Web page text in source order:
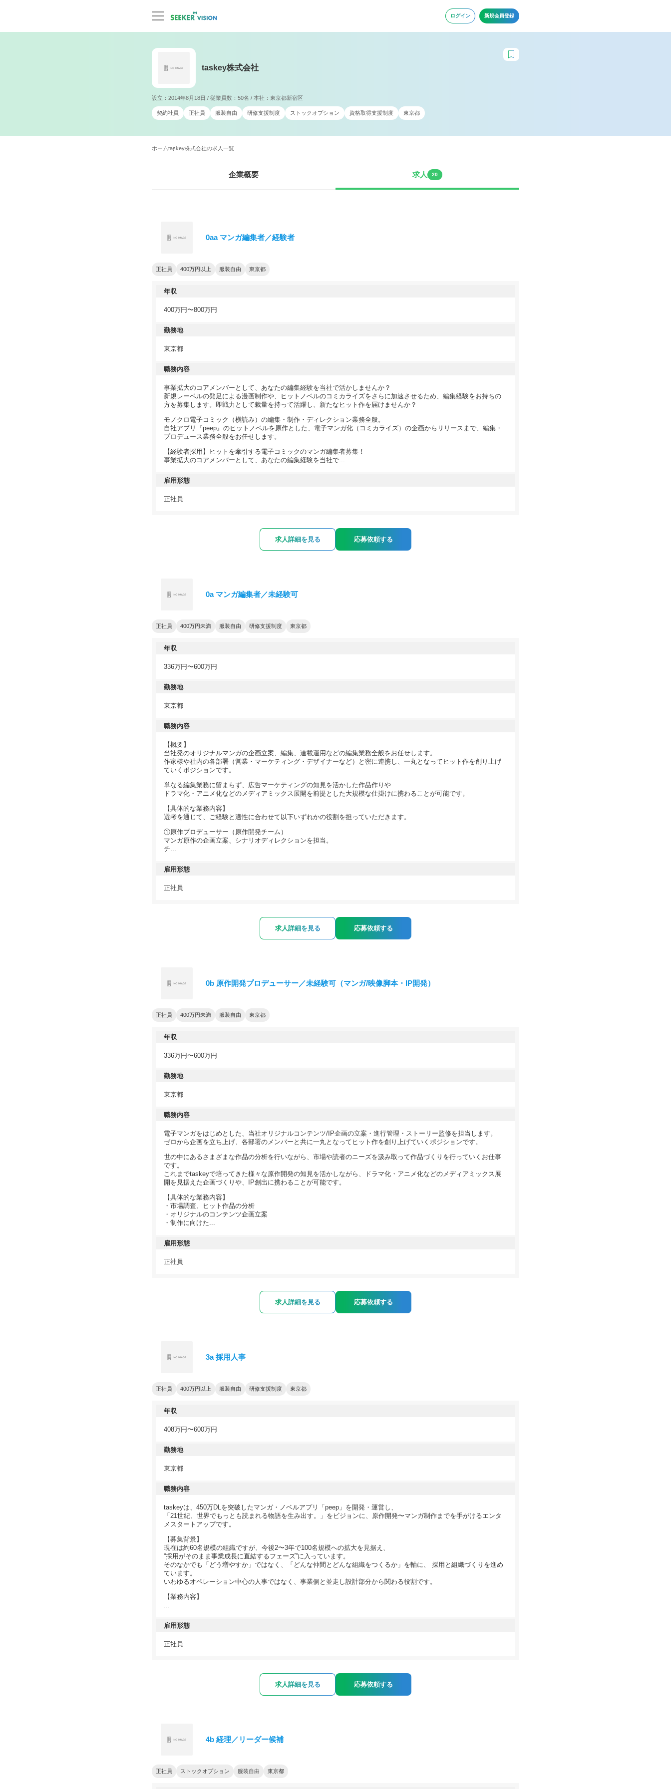
ログイン 新規会員登録
taskey株式会社
設立：2014年8月18日 / 従業員数：50名 / 本社：東京都新宿区
契約社員 正社員 服装自由 研修支援制度 ストックオプション 資格取得支援制度 東京都
ホームtaskey株式会社の求人一覧
企業概要 求人 20
0aa マンガ編集者／経験者
正社員 400万円以上 服装自由 東京都
年収
400万円〜800万円
勤務地
東京都
職務内容
事業拡大のコアメンバーとして、あなたの編集経験を当社で活かしませんか？
新規レーベルの発足による漫画制作や、ヒットノベルのコミカライズをさらに加速させるため、編集経験をお持ちの
方を募集します。即戦力として裁量を持って活躍し、新たなヒット作を届けませんか？
モノクロ電子コミック（横読み）の編集・制作・ディレクション業務全般。
自社アプリ『peep』のヒットノベルを原作とした、電子マンガ化（コミカライズ）の企画からリリースまで、編集・
プロデュース業務全般をお任せします。
【経験者採用】ヒットを牽引する電子コミックのマンガ編集者募集！
事業拡大のコアメンバーとして、あなたの編集経験を当社で...
雇用形態
正社員
求人詳細を見る 応募依頼する
0a マンガ編集者／未経験可
正社員 400万円未満 服装自由 研修支援制度 東京都
年収
336万円〜600万円
勤務地
東京都
職務内容
【概要】
当社発のオリジナルマンガの企画立案、編集、連載運用などの編集業務全般をお任せします。
作家様や社内の各部署（営業・マーケティング・デザイナーなど）と密に連携し、一丸となってヒット作を創り上げ
ていくポジションです。
単なる編集業務に留まらず、広告マーケティングの知見を活かした作品作りや
ドラマ化・アニメ化などのメディアミックス展開を前提とした大規模な仕掛けに携わることが可能です。
【具体的な業務内容】
選考を通じて、ご経験と適性に合わせて以下いずれかの役割を担っていただきます。
①原作プロデューサー（原作開発チーム）
マンガ原作の企画立案、シナリオディレクションを担当。
チ...
雇用形態
正社員
求人詳細を見る 応募依頼する
0b 原作開発プロデューサー／未経験可（マンガ/映像脚本・IP開発）
正社員 400万円未満 服装自由 東京都
年収
336万円〜600万円
勤務地
東京都
職務内容
電子マンガをはじめとした、当社オリジナルコンテンツ/IP企画の立案・進行管理・ストーリー監修を担当します。
ゼロから企画を立ち上げ、各部署のメンバーと共に一丸となってヒット作を創り上げていくポジションです。
世の中にあるさまざまな作品の分析を行いながら、市場や読者のニーズを汲み取って作品づくりを行っていくお仕事
です。
これまでtaskeyで培ってきた様々な原作開発の知見を活かしながら、ドラマ化・アニメ化などのメディアミックス展
開を見据えた企画づくりや、IP創出に携わることが可能です。
【具体的な業務内容】
・市場調査、ヒット作品の分析
・オリジナルのコンテンツ企画立案
・制作に向けた...
雇用形態
正社員
求人詳細を見る 応募依頼する
3a 採用人事
正社員 400万円以上 服装自由 研修支援制度 東京都
年収
408万円〜600万円
勤務地
東京都
職務内容
taskeyは、450万DLを突破したマンガ・ノベルアプリ「peep」を開発・運営し、
「21世紀、世界でもっとも読まれる物語を生み出す。」をビジョンに、原作開発〜マンガ制作までを手がけるエンタ
メスタートアップです。
【募集背景】
現在は約60名規模の組織ですが、今後2〜3年で100名規模への拡大を見据え、
“採用がそのまま事業成長に直結するフェーズ”に入っています。
そのなかでも「どう増やすか」ではなく、「どんな仲間とどんな組織をつくるか」を軸に、 採用と組織づくりを進め
ています。
いわゆるオペレーション中心の人事ではなく、事業側と並走し設計部分から関わる役割です。
【業務内容】
...
雇用形態
正社員
求人詳細を見る 応募依頼する
4b 経理／リーダー候補
正社員 ストックオプション 服装自由 東京都